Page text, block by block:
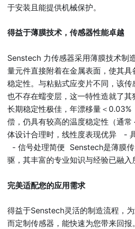
于安装且能提供机械保护。
得益于薄膜技术，传感器性能卓越
Senstech 力传感器采用薄膜技术制
量元件直接附着在金属表面，使其
稳定性。与粘贴式应变片不同，该传
也不存在蠕变层，这一特性造就了
长期稳定性极佳，年漂移量＜
偿，仍具有较高的温度稳定性（通
体设计合理时，线性度表现优异 -
- 信号处理简便 Senstech是薄膜
驱，其丰富的专业知识与经验已融入
完美适配您的应用需求
得益于Senstech灵活的制造流程，
而定制传感器，能快速为您带来回